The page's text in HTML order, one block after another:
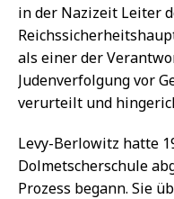
in der Nazizeit Leiter
als einer der
Judenverfolgung vor
verurteilt und
Levy-Berlowitz hatte
Dolmetscherschule
Prozess begann. Sie